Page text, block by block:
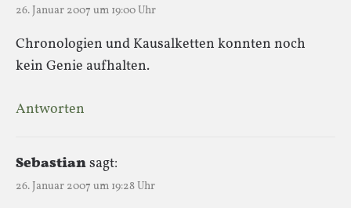
26. Januar 2007 um 19:00 Uhr
Chronologien und Kausalketten konnten noch
kein Genie aufhalten.
Antworten
Sebastiansagt:
26. Januar 2007 um 19:28 Uhr